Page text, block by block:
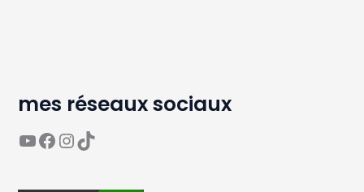
mes réseaux sociaux
YouTube Page Facebook Avaguea Compte Instagram Avaguea Compte TikTok Avaguea